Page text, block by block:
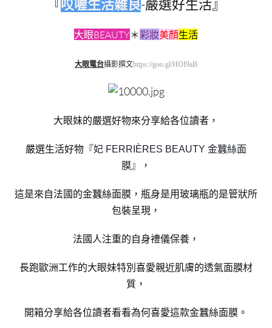
『哎喔生活雜良-嚴選好生活』
大眼BEAUTY＊彩妝美顏生活
大眼電台攝影撰文https://goo.gl/HOI9aB
大眼妹的嚴選好物來分享給各位讀者，
嚴選生活好物『妃 FERRIÈRES BEAUTY 金蠶絲面
膜』，
這是來自法國的金蠶絲面膜，瓶身是用玻璃瓶的是管狀所
包裝呈現，
法國人注重的自身禮儀保養，
長跑歐洲工作的大眼妹特別喜愛親近肌膚的透氣面膜材
質，
開箱分享給各位讀者看看為何喜愛這款金蠶絲面膜。